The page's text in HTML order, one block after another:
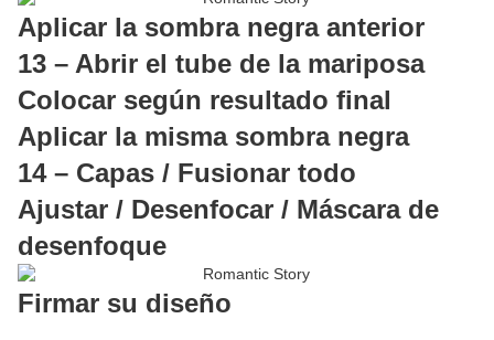
Aplicar la sombra negra anterior
13 – Abrir el tube de la mariposa
Colocar según resultado final
Aplicar la misma sombra negra
14 – Capas / Fusionar todo
Ajustar / Desenfocar / Máscara de
desenfoque
Firmar su diseño